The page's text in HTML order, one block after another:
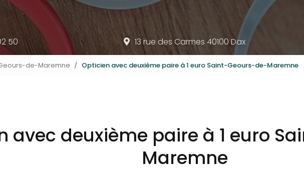
50 13 rue des Carmes40100 Dax
de-Maremne Opticien avec deuxième paire à 1 euro Saint-Geours-de-Maremne
avec deuxième paire à 1 euro
Maremne